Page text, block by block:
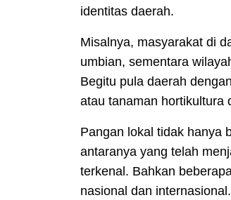
identitas daerah.
Misalnya, masyarakat di
umbian, sementara
Begitu pula daerah
atau tanaman hortikultura
Pangan lokal tidak hanya
antaranya yang telah
terkenal. Bahkan
nasional dan internasional.